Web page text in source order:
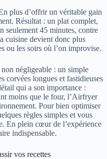
plus d’offrir un véritable gain
Résultat : un plat complet,
seulement 45 minutes, contre
cuisine devient donc plus
ou les soirs où l’on improvise.
négligeable : un simple
corvées longues et fastidieuses
qui a son importance :
moins que le four, l’Airfryer
Pour bien optimiser
règles simples et vous
En plein cœur de l’expérience
indispensable.
vos recettes